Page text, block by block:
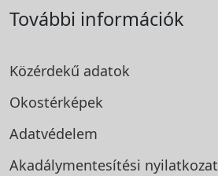
További információk
Közérdekű adatok
Okostérképek
Adatvédelem
Akadálymentesítési nyilatkozat